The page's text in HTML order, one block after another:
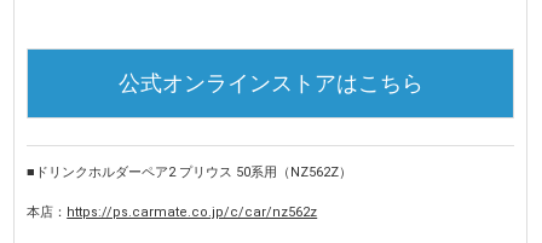
公式オンラインストアはこちら
■ドリンクホルダーペア2 プリウス 50系用（NZ562Z）
本店： https://ps.carmate.co.jp/c/car/nz562z